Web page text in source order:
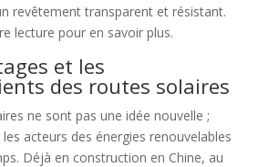
revêtement transparent et résistant.
lecture pour en savoir plus.
et les
des routes solaires
ne sont pas une idée nouvelle ;
acteurs des énergies renouvelables
Déjà en construction en Chine, au